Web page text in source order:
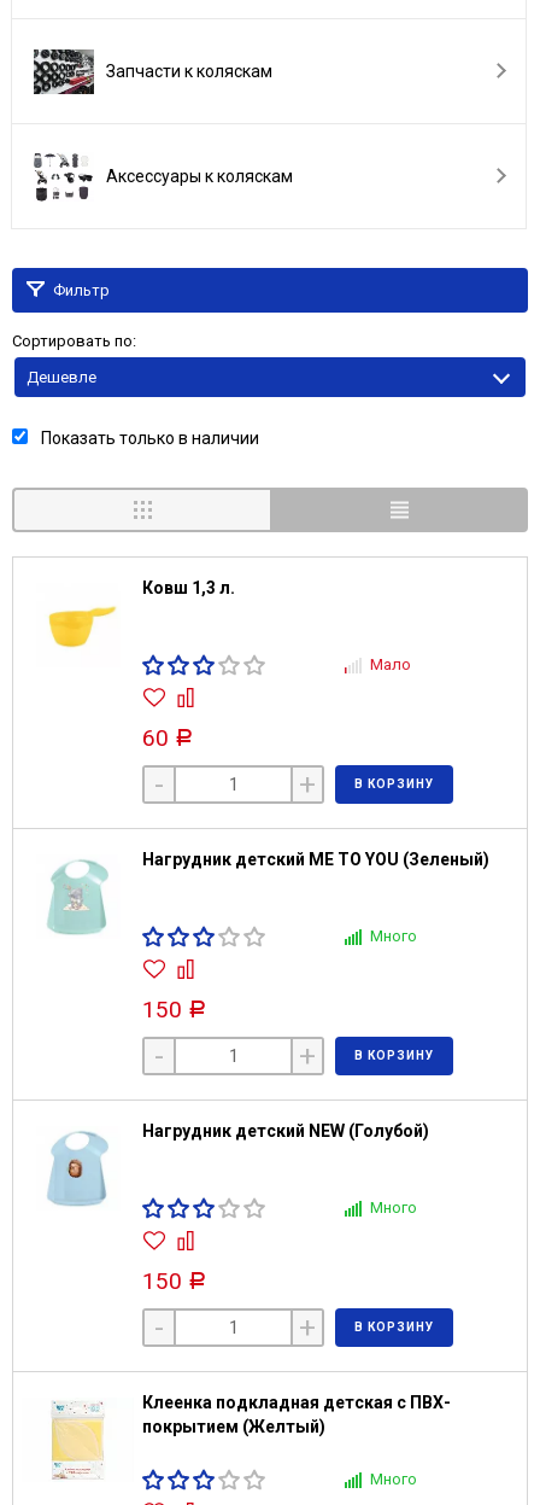
Запчасти к коляскам
Аксессуары к коляскам
Фильтр
Сортировать по:
Дешевле
Показать только в наличии
Ковш 1,3 л.
Мало
60 Р
- + В КОРЗИНУ
Нагрудник детский ME TO YOU (Зеленый)
Много
150 Р
- + В КОРЗИНУ
Нагрудник детский NEW (Голубой)
Много
150 Р
- + В КОРЗИНУ
Клеенка подкладная детская с ПВХ-
покрытием (Желтый)
Много